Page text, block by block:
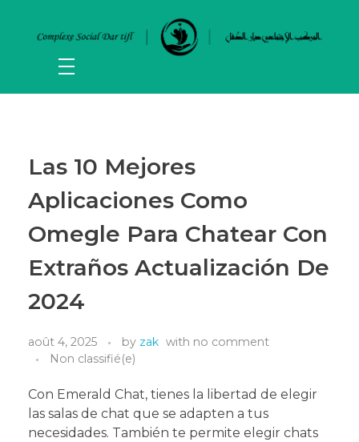
Las 10 Mejores
Aplicaciones Como
Omegle Para Chatear Con
Extraños Actualización De
2024
août 4, 2025 by zak with no comment
Non classifié(e)
Con Emerald Chat, tienes la libertad de elegir
las salas de chat que se adapten a tus
necesidades. También te permite elegir chats